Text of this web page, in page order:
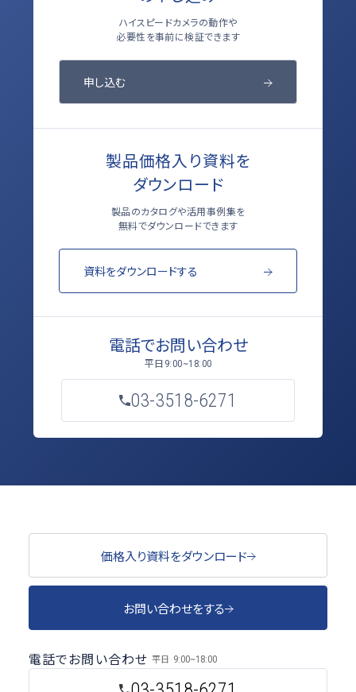
ハイスピードカメラの動作や
必要性を事前に検証できます
申し込む
製品価格入り資料を
ダウンロード
製品のカタログや活用事例集を
無料でダウンロードできます
資料をダウンロードする
電話でお問い合わせ
平日 9:00~18:00
03-3518-6271
価格入り資料をダウンロード
お問い合わせをする
電話でお問い合わせ 平日 9:00~18:00